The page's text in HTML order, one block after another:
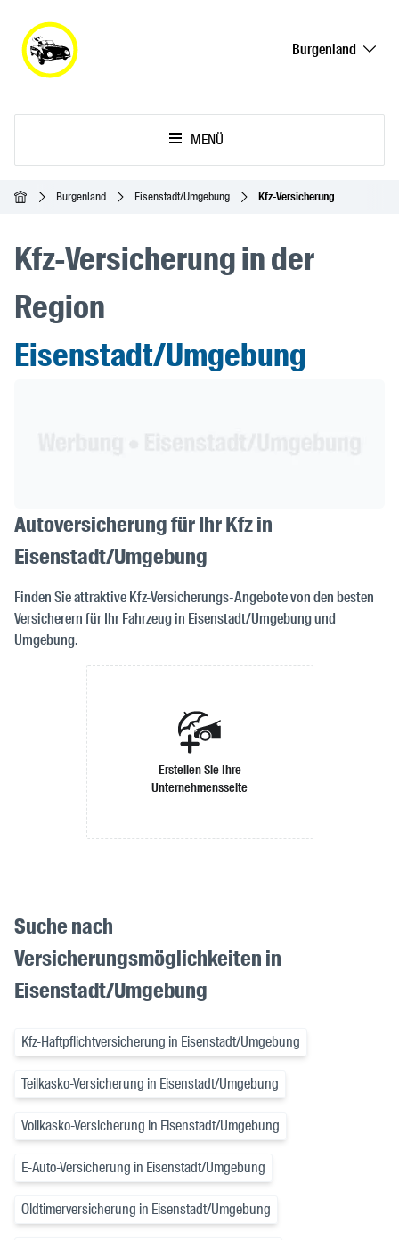
Burgenland
MENÜ
StartseiteBurgenland Eisenstadt/Umgebung Kfz-Versicherung
Kfz-Versicherung in der
Region
Eisenstadt/Umgebung
Autoversicherung für Ihr Kfz in
Eisenstadt/Umgebung
Finden Sie attraktive Kfz-Versicherungs-Angebote von den besten
Versicherern für Ihr Fahrzeug in Eisenstadt/Umgebung und
Umgebung.
Erstellen Sie Ihre
Unternehmensseite
Suche nach
Versicherungsmöglichkeiten in
Eisenstadt/Umgebung
Kfz-Haftpflichtversicherung in Eisenstadt/Umgebung
Teilkasko-Versicherung in Eisenstadt/Umgebung
Vollkasko-Versicherung in Eisenstadt/Umgebung
E-Auto-Versicherung in Eisenstadt/Umgebung
Oldtimerversicherung in Eisenstadt/Umgebung